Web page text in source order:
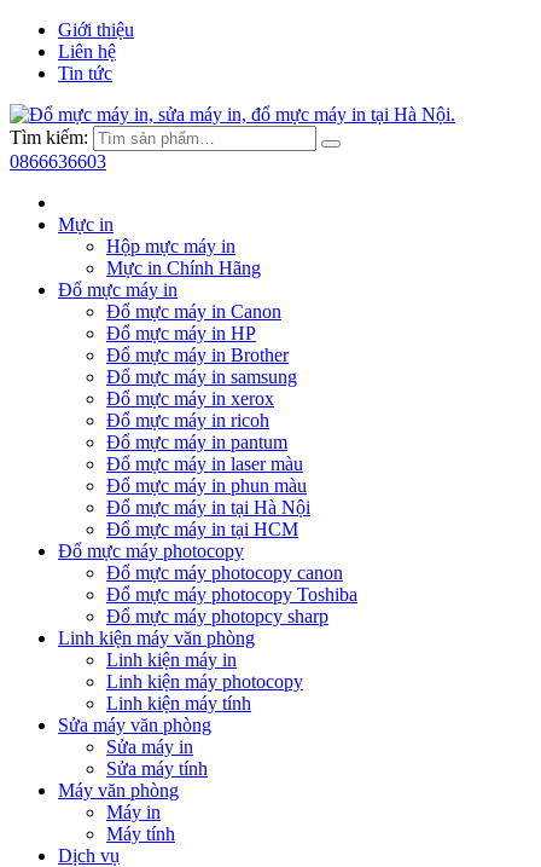
Giới thiệu
Liên hệ
Tin tức
Tìm kiếm:
0866636603
Mực in
Hộp mực máy in
Mực in Chính Hãng
Đổ mực máy in
Đổ mực máy in Canon
Đổ mực máy in HP
Đổ mực máy in Brother
Đổ mực máy in samsung
Đổ mực máy in xerox
Đổ mực máy in ricoh
Đổ mực máy in pantum
Đổ mực máy in laser màu
Đổ mực máy in phun màu
Đổ mực máy in tại Hà Nội
Đổ mực máy in tại HCM
Đổ mực máy photocopy
Đổ mực máy photocopy canon
Đổ mực máy photocopy Toshiba
Đổ mực máy photopcy sharp
Linh kiện máy văn phòng
Linh kiện máy in
Linh kiện máy photocopy
Linh kiện máy tính
Sửa máy văn phòng
Sửa máy in
Sửa máy tính
Máy văn phòng
Máy in
Máy tính
Dịch vụ